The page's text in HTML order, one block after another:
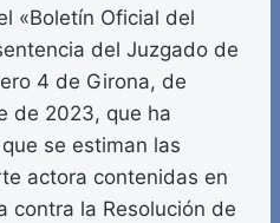
«Boletín Oficial del
del Juzgado de
4 de Girona, de
de 2023, que ha
se estiman las
actora contenidas en
contra la Resolución de